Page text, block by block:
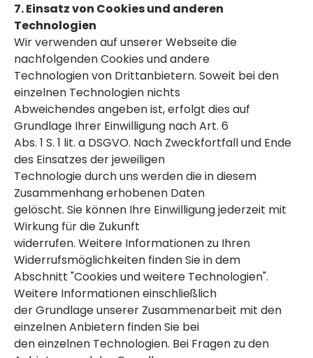
7. Einsatz von Cookies und anderen
Technologien
Wir verwenden auf unserer Webseite die
nachfolgenden Cookies und andere
Technologien von Drittanbietern. Soweit bei den
einzelnen Technologien nichts
Abweichendes angeben ist, erfolgt dies auf
Grundlage Ihrer Einwilligung nach Art. 6
Abs. 1 S. 1 lit. a DSGVO. Nach Zweckfortfall und Ende
des Einsatzes der jeweiligen
Technologie durch uns werden die in diesem
Zusammenhang erhobenen Daten
gelöscht. Sie können Ihre Einwilligung jederzeit mit
Wirkung für die Zukunft
widerrufen. Weitere Informationen zu Ihren
Widerrufsmöglichkeiten finden Sie in dem
Abschnitt "Cookies und weitere Technologien".
Weitere Informationen einschließlich
der Grundlage unserer Zusammenarbeit mit den
einzelnen Anbietern finden Sie bei
den einzelnen Technologien. Bei Fragen zu den